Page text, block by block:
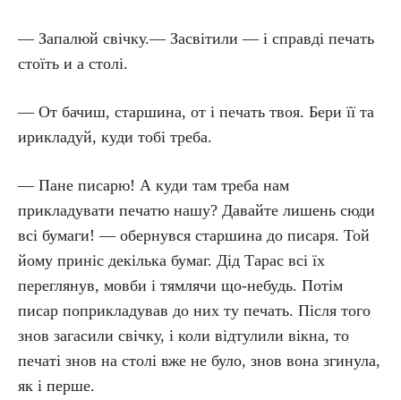
— Запалюй свічку.— Засвітили — і справді печать
стоїть и а столі.
— От бачиш, старшина, от і печать твоя. Бери її та
ирикладуй, куди тобі треба.
— Пане писарю! А куди там треба нам
прикладувати печатю нашу? Давайте лишень сюди
всі бумаги! — обернувся старшина до писаря. Той
йому приніс декілька бумаг. Дід Тарас всі їх
переглянув, мовби і тямлячи що-небудь. Потім
писар поприкладував до них ту печать. Після того
знов загасили свічку, і коли відтулили вікна, то
печаті знов на столі вже не було, знов вона згинула,
як і перше.